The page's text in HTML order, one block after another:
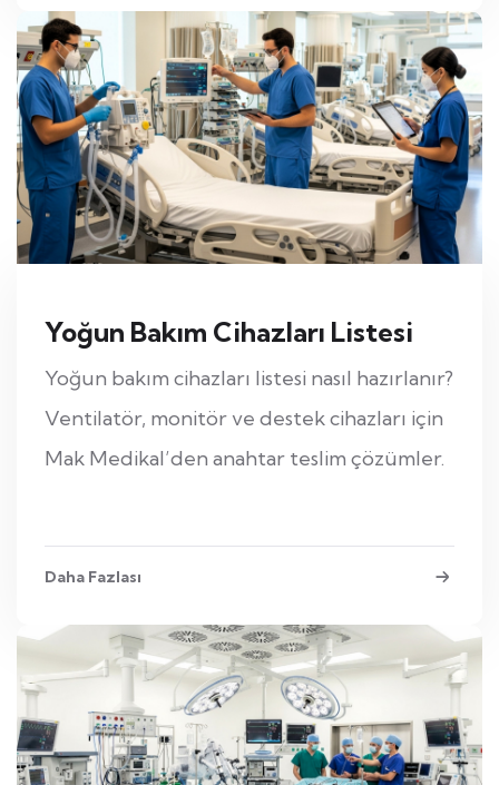
Yoğun Bakım Cihazları Listesi
Yoğun bakım cihazları listesi nasıl hazırlanır?
Ventilatör, monitör ve destek cihazları için
Mak Medikal’den anahtar teslim çözümler.
Daha Fazlası